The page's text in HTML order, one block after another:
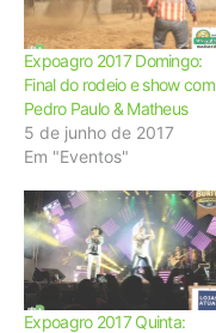
Expoagro 2017 Domingo:
Final do rodeio e show com
Pedro Paulo & Matheus
5 de junho de 2017
Em "Eventos"
Expoagro 2017 Quinta: